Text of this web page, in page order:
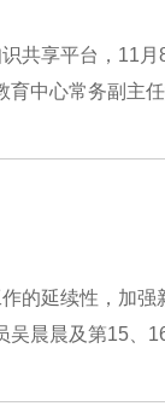
共享平台，11
中心常务副主
的延续性，加
晨晨及第15